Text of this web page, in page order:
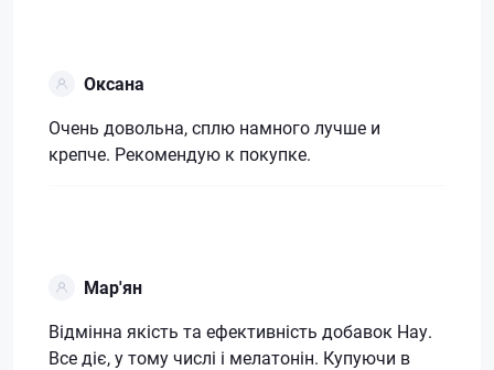
Оксана
Очень довольна, сплю намного лучше и
крепче. Рекомендую к покупке.
Мар'ян
Відмінна якість та ефективність добавок Нау.
Все діє, у тому числі і мелатонін. Купуючи в